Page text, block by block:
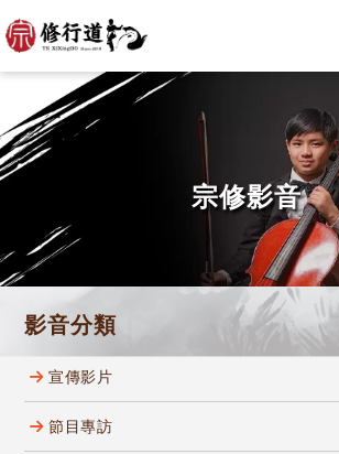
宗修影音
影音分類
宣傳影片
節目專訪